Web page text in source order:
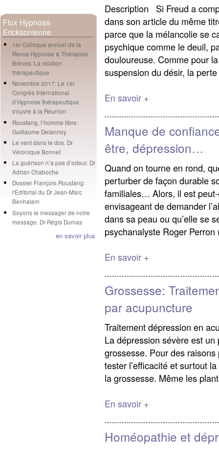
Flux Hypnose
Ericksonienne
1er Colloque annuel de la
Revue Hypnose & Thérapies
Brèves: La relation
thérapeutique
Novembre 2017: Le 1er
Congrès International
d’Hypnose thérapeutique
s'ouvre à la Réunion
Roustang, l’homme libre.
Guillaume Delannoy
Le vent dans le dos. Dr
Véronique Bonnet
La guérison n’a pas d’odeur. Dr
Adrian Chaboche
Dossier François Roustang:
l'Editorial du Dr Jean-Marc
Benhaiem
Soyons le messager de notre
message. Dr Régis Dumas
en savoir plus
Description Si Freud a
dans son article du même
parce que la mélancolie se
psychique comme le deuil,
douloureuse. Comme pour
suspension du désir, la
En savoir +
Manque de
être, dépression…
Quand on tourne en rond,
perturber de façon durable
familiales… Alors, il est
envisageant de demander
dans sa peau ou qu’elle se
psychanalyste Roger Perron
En savoir +
Grossesse:
par acupuncture
Traitement dépression en
La dépression sévère est
grossesse. Pour des
tester l’efficacité et surtout
la grossesse. Même les
En savoir +
Homéopathie et